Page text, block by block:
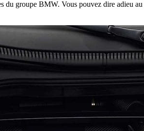
du groupe BMW. Vous pouvez dire adieu